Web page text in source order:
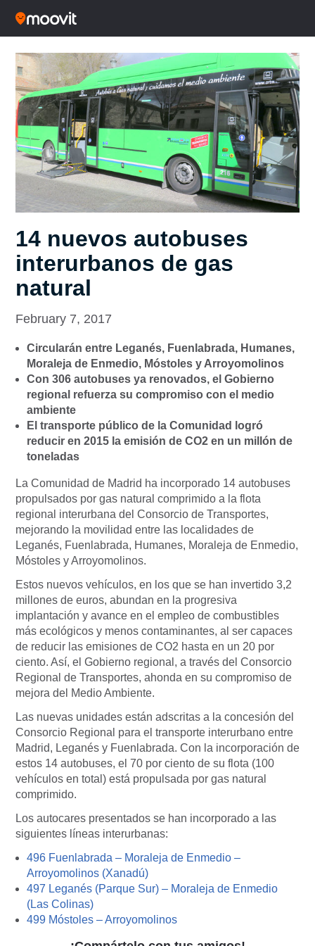
14 nuevos autobuses
interurbanos de gas
natural
February 7, 2017
Circularán entre Leganés, Fuenlabrada, Humanes,
Moraleja de Enmedio, Móstoles y Arroyomolinos
Con 306 autobuses ya renovados, el Gobierno
regional refuerza su compromiso con el medio
ambiente
El transporte público de la Comunidad logró
reducir en 2015 la emisión de CO2 en un millón de
toneladas
La Comunidad de Madrid ha incorporado 14 autobuses
propulsados por gas natural comprimido a la flota
regional interurbana del Consorcio de Transportes,
mejorando la movilidad entre las localidades de
Leganés, Fuenlabrada, Humanes, Moraleja de Enmedio,
Móstoles y Arroyomolinos.
Estos nuevos vehículos, en los que se han invertido 3,2
millones de euros, abundan en la progresiva
implantación y avance en el empleo de combustibles
más ecológicos y menos contaminantes, al ser capaces
de reducir las emisiones de CO2 hasta en un 20 por
ciento. Así, el Gobierno regional, a través del Consorcio
Regional de Transportes, ahonda en su compromiso de
mejora del Medio Ambiente.
Las nuevas unidades están adscritas a la concesión del
Consorcio Regional para el transporte interurbano entre
Madrid, Leganés y Fuenlabrada. Con la incorporación de
estos 14 autobuses, el 70 por ciento de su flota (100
vehículos en total) está propulsada por gas natural
comprimido.
Los autocares presentados se han incorporado a las
siguientes líneas interurbanas:
496 Fuenlabrada – Moraleja de Enmedio –
Arroyomolinos (Xanadú)
497 Leganés (Parque Sur) – Moraleja de Enmedio
(Las Colinas)
499 Móstoles – Arroyomolinos